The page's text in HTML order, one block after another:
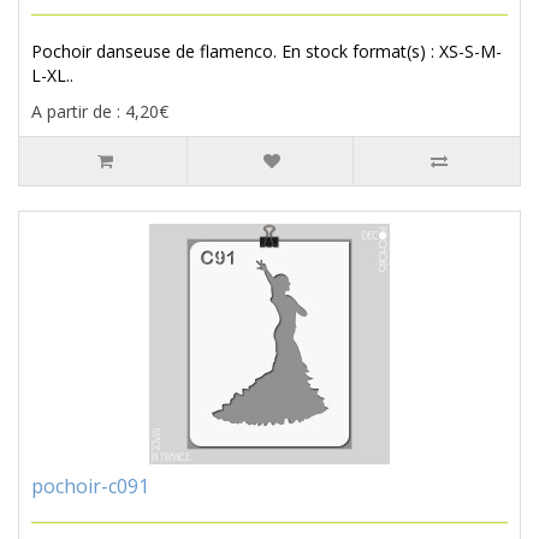
Pochoir danseuse de flamenco. En stock format(s) : XS-S-M-
L-XL..
A partir de : 4,20€
pochoir-c091